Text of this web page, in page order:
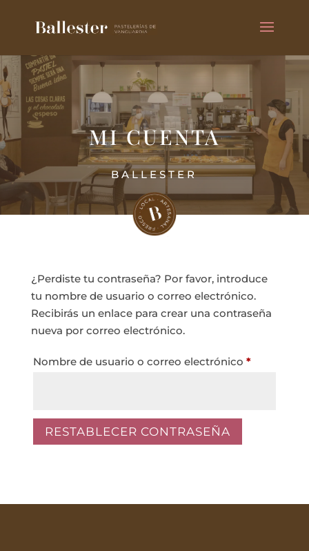
MI CUENTA
BALLESTER
¿Perdiste tu contraseña? Por favor, introduce
tu nombre de usuario o correo electrónico.
Recibirás un enlace para crear una contraseña
nueva por correo electrónico.
Nombre de usuario o correo electrónico *Obligatorio
RESTABLECER CONTRASEÑA